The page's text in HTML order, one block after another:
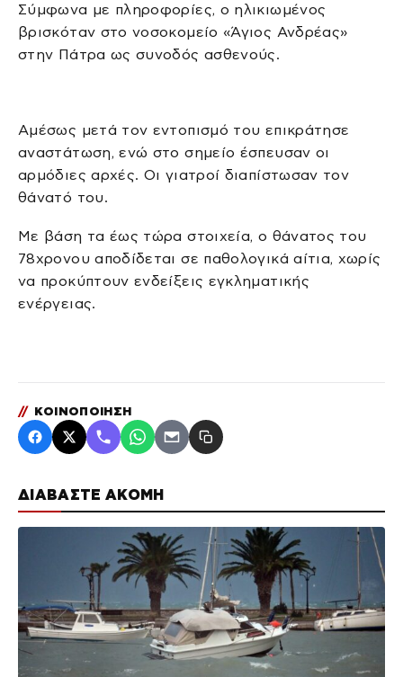
ΔΙΑΒΑΣΤΕ ΑΚΟΜΗ
Σύμφωνα με πληροφορίες, ο ηλικιωμένος
βρισκόταν στο νοσοκομείο «Άγιος Ανδρέας»
στην Πάτρα ως συνοδός ασθενούς.
Αμέσως μετά τον εντοπισμό του επικράτησε
αναστάτωση, ενώ στο σημείο έσπευσαν οι
αρμόδιες αρχές. Οι γιατροί διαπίστωσαν τον
θάνατό του.
Με βάση τα έως τώρα στοιχεία, ο θάνατος του
78χρονου αποδίδεται σε παθολογικά αίτια, χωρίς
να προκύπτουν ενδείξεις εγκληματικής
ενέργειας.
// ΚΟΙΝΟΠΟΙΗΣΗ